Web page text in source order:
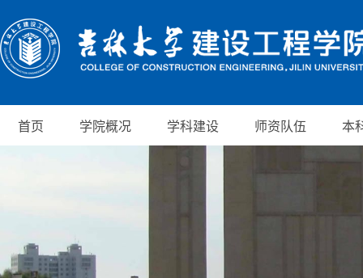
首页 学院概况 学科建设 师资队伍 本